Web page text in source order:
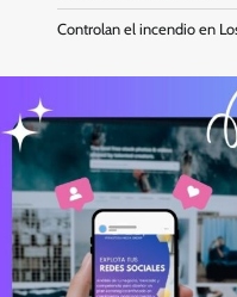
Controlan el incendio en